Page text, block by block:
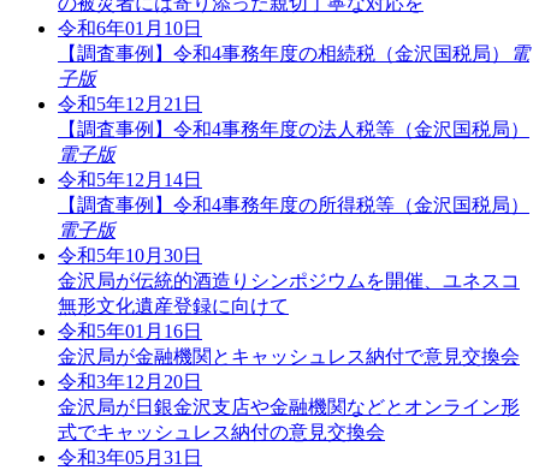
令和6年01月10日
【調査事例】令和4事務年度の相続税（金沢国税局）
電
子版
令和5年12月21日
【調査事例】令和4事務年度の法人税等（金沢国税局）
電子版
令和5年12月14日
【調査事例】令和4事務年度の所得税等（金沢国税局）
電子版
令和5年10月30日
金沢局が伝統的酒造りシンポジウムを開催、ユネスコ
無形文化遺産登録に向けて
令和5年01月16日
金沢局が金融機関とキャッシュレス納付で意見交換会
令和3年12月20日
金沢局が日銀金沢支店や金融機関などとオンライン形
式でキャッシュレス納付の意見交換会
令和3年05月31日